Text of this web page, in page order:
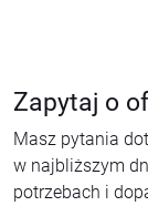
Zapytaj o
Masz pytania
w najbliższym
potrzebach i